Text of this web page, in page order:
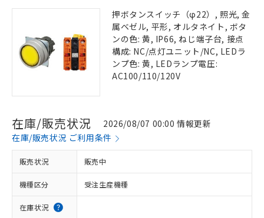
押ボタンスイッチ（φ22）, 照光, 金
属ベゼル, 平形, オルタネイト, ボタ
ンの色: 黄, IP66, ねじ端子台, 接点
構成: NC/点灯ユニット/NC, LEDラ
ンプ色: 黄, LEDランプ電圧:
AC100/110/120V
在庫/販売状況
2026/08/07 00:00 情報更新
在庫/販売状況 ご利用条件
販売状況 販売中
機種区分 受注生産機種
在庫状況